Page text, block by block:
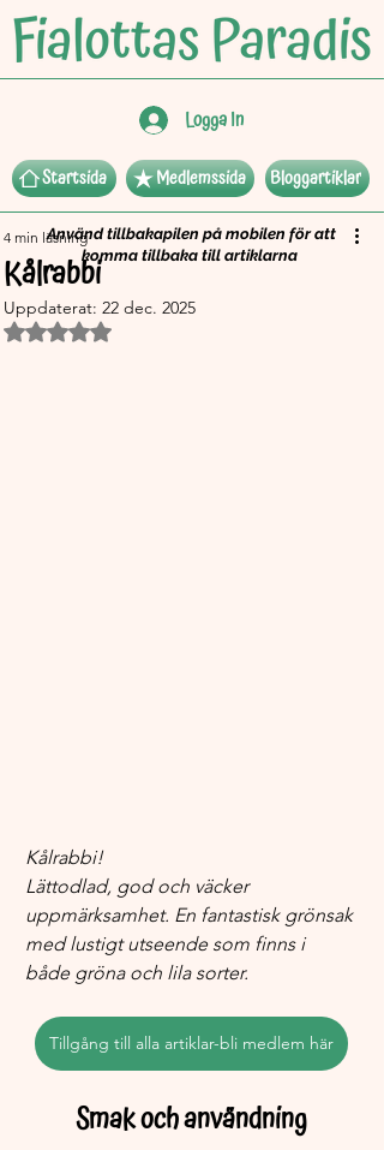
Logga In
Startsida Medlemssida Bloggartiklar
Kålrabbi
4 min läsning
Uppdaterat: 22 dec. 2025
Betygsatt till NaN av 5 stjärnor.
Kålrabbi!
Lättodlad, god och väcker
uppmärksamhet. En fantastisk grönsak
med lustigt utseende som finns i
både gröna och lila sorter.
Tillgång till alla artiklar-bli medlem här
Smak och användning
Använd tillbakapilen på mobilen för att
komma tillbaka till artiklarna